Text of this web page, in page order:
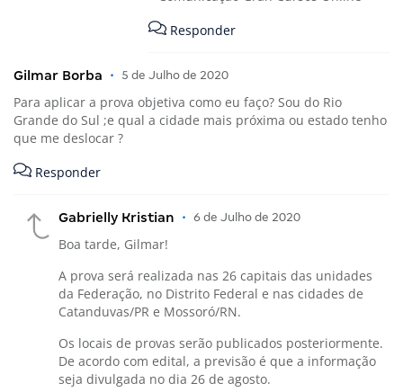
Responder
Gilmar Borba • 5 de Julho de 2020
Para aplicar a prova objetiva como eu faço? Sou do Rio
Grande do Sul ;e qual a cidade mais próxima ou estado tenho
que me deslocar ?
Responder
Gabrielly Kristian • 6 de Julho de 2020
Boa tarde, Gilmar!
A prova será realizada nas 26 capitais das unidades
da Federação, no Distrito Federal e nas cidades de
Catanduvas/PR e Mossoró/RN.
Os locais de provas serão publicados posteriormente.
De acordo com edital, a previsão é que a informação
seja divulgada no dia 26 de agosto.